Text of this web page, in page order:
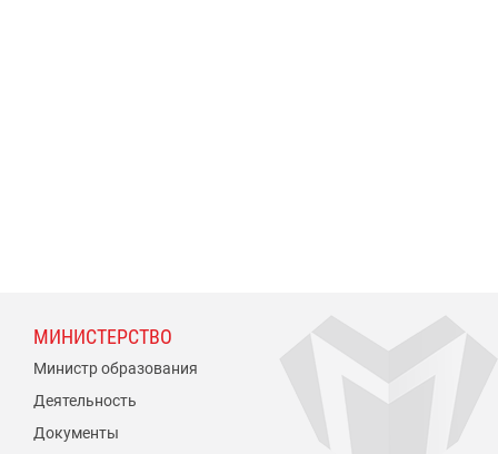
МИНИСТЕРСТВО
Министр образования
Деятельность
Документы